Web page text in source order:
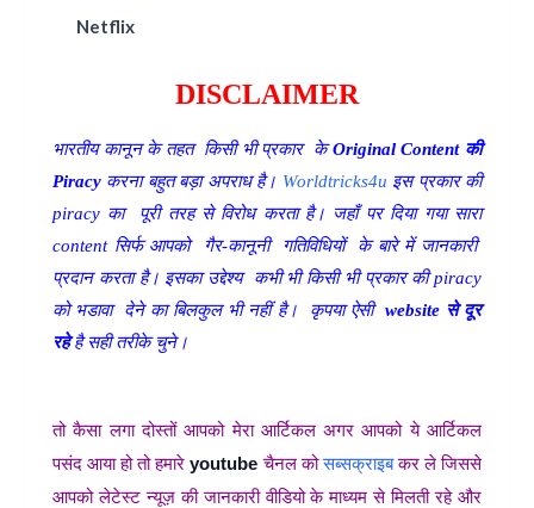
Netflix
DISCLAIMER
भारतीय कानून के तहत किसी भी प्रकार केOriginal Content की
Piracy करना बहुत बड़ा अपराध है। Worldtricks4u इस प्रकार की
piracy का पूरी तरह से विरोध करता है। जहाँ पर दिया गया सारा
content सिर्फ आपको गैर-कानूनी गतिविधियों के बारे में जानकारी
प्रदान करता है। इसका उद्देश्य कभी भी किसी भी प्रकार की piracy
को भडावा देने का बिलकुल भी नहीं है। कृपया ऐसी website से दूर
रहेहै सही तरीके चुने।
तो कैसा लगा दोस्तों आपको मेरा आर्टिकल अगर आपको ये आर्टिकल
पसंद आया हो तो हमारे youtube चैनल कोसब्सक्राइब कर ले जिससे
आपको लेटेस्ट न्यूज़ की जानकारी वीडियो के माध्यम से मिलती रहे और